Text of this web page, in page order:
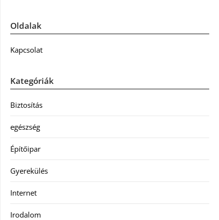
Oldalak
Kapcsolat
Kategóriák
Biztosítás
egészség
Építőipar
Gyerekülés
Internet
Irodalom